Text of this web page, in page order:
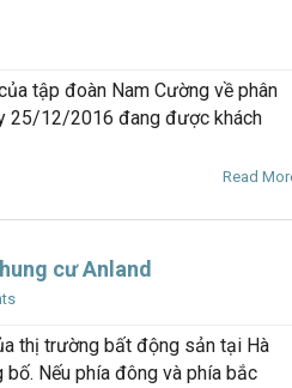
tập đoàn Nam Cường về phân
25/12/2016 đang được khách
Read
cư Anland
thị trường bất động sản tại Hà
Nếu phía đông và phía bắc